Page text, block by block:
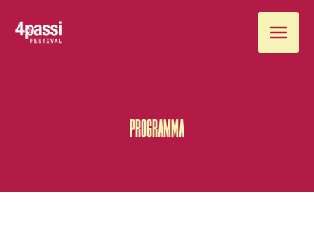
PROGRAMMA